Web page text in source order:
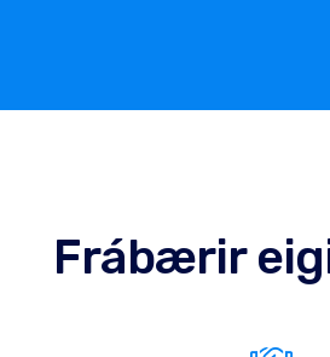
Frábærir